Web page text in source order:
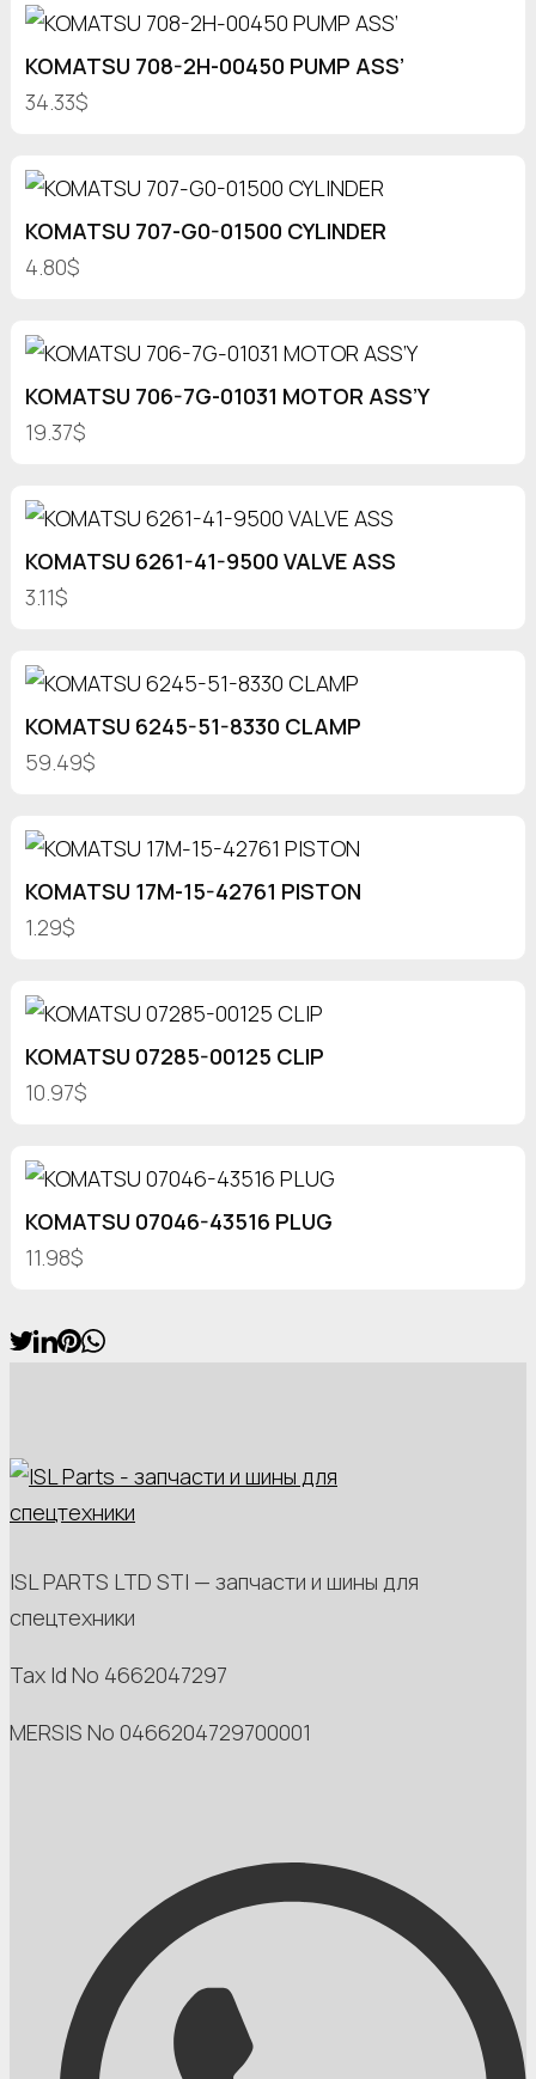
KOMATSU 708-2H-00450 PUMP ASS’
34.33$
KOMATSU 707-G0-01500 CYLINDER
4.80$
KOMATSU 706-7G-01031 MOTOR ASS’Y
19.37$
KOMATSU 6261-41-9500 VALVE ASS
3.11$
KOMATSU 6245-51-8330 CLAMP
59.49$
KOMATSU 17M-15-42761 PISTON
1.29$
KOMATSU 07285-00125 CLIP
10.97$
KOMATSU 07046-43516 PLUG
11.98$
ISL PARTS LTD STI — запчасти и шины для
спецтехники
Tax Id No 4662047297
MERSIS No 0466204729700001